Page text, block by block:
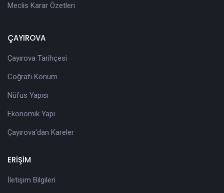
Meclis Karar Özetleri
ÇAYIROVA
Çayırova Tarihçesi
Coğrafi Konum
Nüfus Yapısı
Ekonomik Yapı
Çayırova'dan Kareler
ERİŞİM
İletişim Bilgileri